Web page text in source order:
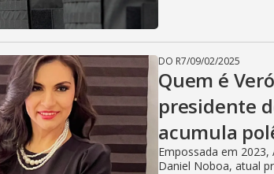
DO R7/09/02/2025
Quem é
presidente
acumula
Empossada em
Daniel Noboa, atual